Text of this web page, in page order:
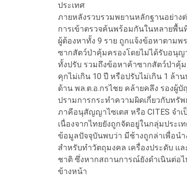
ประเทศ
ภายหลังรวบรวมพยานหลักฐานอย่าง
การเข้าตรวจค้นพร้อมกันในหลายพื้น
ผู้ต้องหาทั้ง 9 ราย ถูกแจ้งข้อหาตาม
ซากสัตว์ป่าคุ้มครองโดยไม่ได้รับอนุญ
ทั้งปรับ รวมถึงข้อหาค้าซากสัตว์ป่า
คุกไม่เกิน 10 ปี หรือปรับไม่เกิน 1 ล้า
ด้าน พล.ต.อ.กรไชย คล้ายคลึง รองผู้
ปรามการกระทำความผิดเกี่ยวกับทรั
ภาคีอนุสัญญาไซเตส หรือ CITES จำ
เนื่องจากไทยยังถูกจัดอยู่ในกลุ่มประ
ข้อมูลปัจจุบันพบว่า มีช้างถูกล่าเพื่อน
สำหรับทำวัตถุมงคล เครื่องประดับ แ
ชาติ ซึ่งหากสถานการณ์ยังดำเนินต่อ
ข้างหน้า